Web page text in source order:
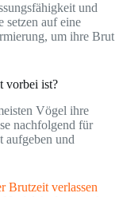
und
setzen auf eine
um ihre Brut
vorbei ist?
Vögel ihre
nachfolgend für
aufgeben und
Brutzeit verlassen